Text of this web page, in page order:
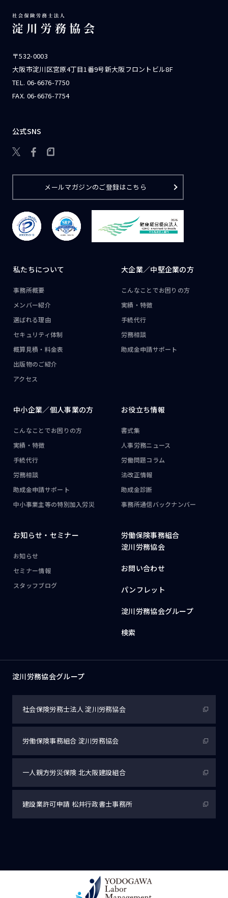
〒532-0003
大阪市淀川区宮原4丁目1番9号新大阪フロントビル8F
TEL. 06-6676-7750
FAX. 06-6676-7754
公式SNS

メールマガジンのご登録はこちら
私たちについて
事務所概要
メンバー紹介
選ばれる理由
セキュリティ体制
概算見積・料金表
出版物のご紹介
アクセス
大企業／中堅企業の方
こんなことでお困りの方
実績・特徴
手続代行
労務相談
助成金申請サポート
中小企業／個人事業の方
こんなことでお困りの方
実績・特徴
手続代行
労務相談
助成金申請サポート
中小事業主等の特別加入労災
お役立ち情報
書式集
人事労務ニュース
労働問題コラム
法改正情報
助成金診断
事務所通信バックナンバー
お知らせ・ セミナー
お知らせ
セミナー情報
スタッフブログ
労働保険事務組合
淀川労務協会
お問い合わせ
パンフレット
淀川労務協会グループ
検索
淀川労務協会グループ
社会保険労務士法人淀川労務協会
労働保険事務組合 淀川労務協会
一人親方労災保険 北大阪建設組合
建設業許可申請 松井行政書士事務所